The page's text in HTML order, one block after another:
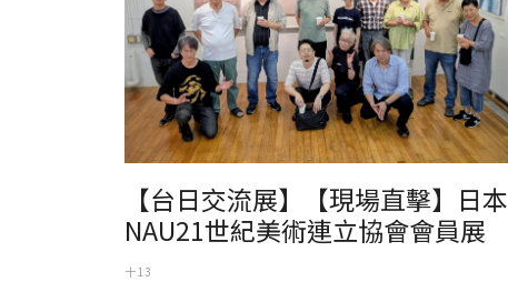
【台日交流展】【現場直擊】日本
NAU21世紀美術連立協會會員展
十 13